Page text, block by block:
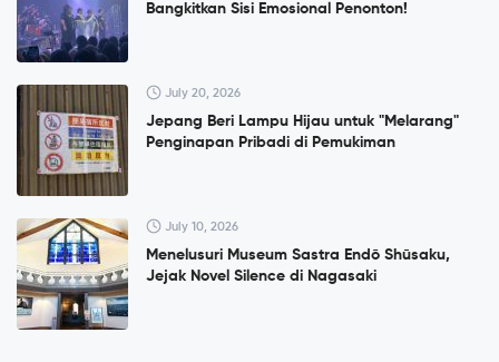
Bangkitkan Sisi Emosional Penonton!
July 20, 2026
Jepang Beri Lampu Hijau untuk "Melarang"
Penginapan Pribadi di Pemukiman
July 10, 2026
Menelusuri Museum Sastra Endō Shūsaku,
Jejak Novel Silence di Nagasaki